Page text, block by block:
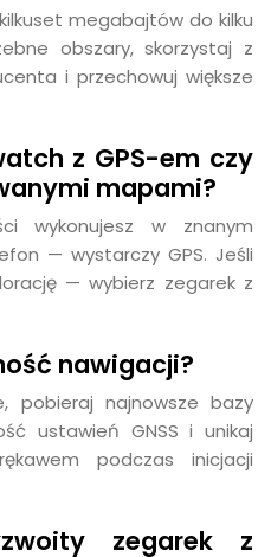
megabajtów do kilku
obszary, skorzystaj z
i przechowuj większe
z GPS-em czy
mapami?
wykonujesz w znanym
— wystarczy GPS. Jeśli
— wybierz zegarek z
nawigacji?
pobieraj najnowsze bazy
ustawień GNSS i unikaj
podczas inicjacji
zegarek z